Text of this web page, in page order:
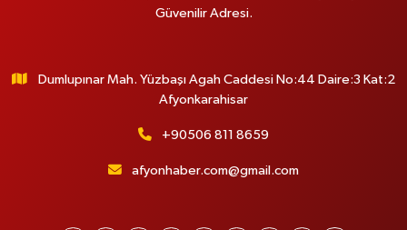
Güvenilir Adresi.
Dumlupınar Mah. Yüzbaşı Agah Caddesi No:44 Daire:3 Kat:2
Afyonkarahisar
+90506 811 8659
afyonhaber.com@gmail.com